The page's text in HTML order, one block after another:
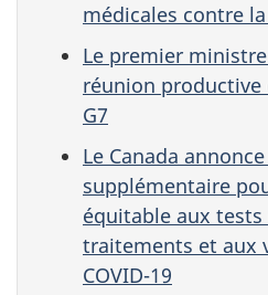
médicales contre la
Le premier
réunion
G7
Le Canada
supplémentaire
équitable aux
traitements et aux
COVID-19